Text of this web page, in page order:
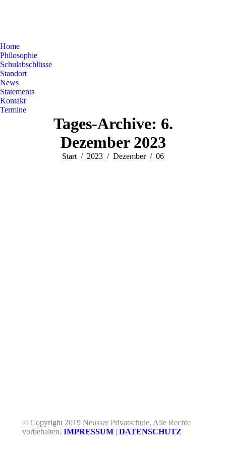
Home
Philosophie
Schulabschlüsse
Standort
News
Statements
Kontakt
Termine
Tages-Archive: 6.
Dezember 2023
Sie befinden sich hier:
Start 2023 Dezember 06
© Copyright 2019 Neusser Privatschule, Alle Rechte
vorbehalten. IMPRESSUM | DATENSCHUTZ